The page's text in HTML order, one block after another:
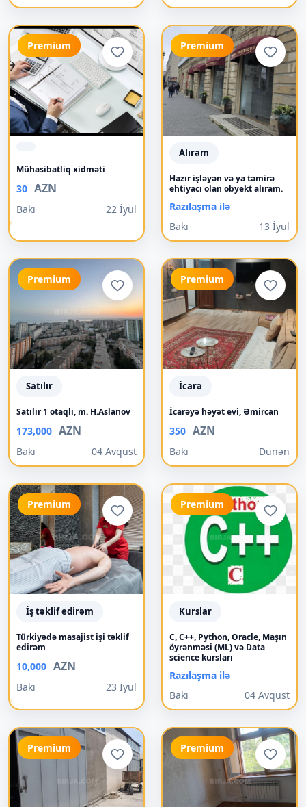
Premium
Mühasibatliq xidməti
30 AZN
Bakı 22 İyul
Premium
Alıram
Hazır işləyən və ya təmirə
ehtiyacı olan obyekt alıram.
Razılaşma ilə
Bakı
13 İyul
Premium
Satılır
Satılır 1 otaqlı, m. H.Aslanov
173,000 AZN
Bakı 04 Avqust
Premium
İcarə
İcarəyə həyət evi, Əmircan
350 AZN
Bakı Dünən
Premium
İş təklif edirəm
Türkiyədə masajist işi təklif
edirəm
10,000 AZN
Bakı 23 İyul
Premium
Kurslar
C, C++, Python, Oracle, Maşın
öyrənməsi (ML) və Data
science kursları
Razılaşma ilə
Bakı
04 Avqust
Premium Premium